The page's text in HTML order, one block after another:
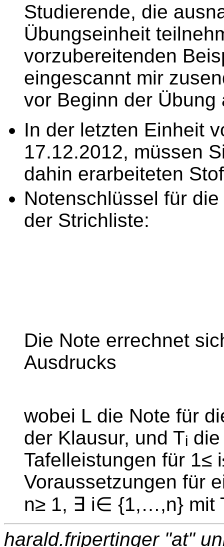
Studierende, die
Übungseinheit
vorzubereitenden
eingescannt mir
vor Beginn der Übung
In der letzten Einheit
17.12.2012, müssen
dahin erarbeiteten
Notenschlüssel für
der Strichliste:
Die Note errechnet
Ausdrucks
wobei L die Note für
der Klausur, und Ti
Tafelleistungen für 1≤
Voraussetzungen für
n≥ 1, ∃ i∈ {1,…,n} mit
harald.fripertinger "at"